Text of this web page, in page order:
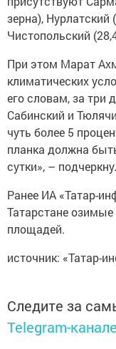
зерна), Нурлатский
Чистопольский
При этом Марат
климатических
его словам, за три
Сабинский и
чуть более 5
планка должна
сутки», –
Ранее ИА «Татар-
Татарстане
площадей.
источник: «Татар-
Следите за
Telegram-канале